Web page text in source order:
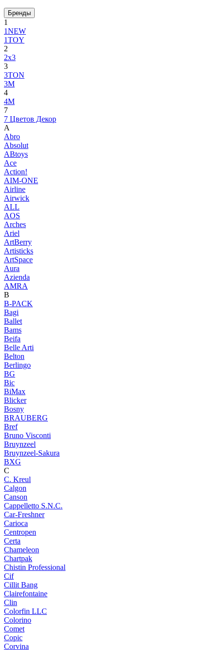
Бренды
1
1NEW
1TOY
2
2x3
3
3TON
3М
4
4M
7
7 Цветов Декор
A
Abro
Absolut
ABtoys
Ace
Action!
AIM-ONE
Airline
Airwick
ALL
AOS
Arches
Ariel
ArtBerry
Artisticks
ArtSpace
Aura
Azienda
AМRA
B
B-PACK
Bagi
Ballet
Bams
Beifa
Belle Arti
Belton
Berlingo
BG
Bic
BiMax
Blicker
Bosny
BRAUBERG
Bref
Bruno Visconti
Bruynzeel
Bruynzeel-Sakura
BXG
C
C. Kreul
Calgon
Canson
Cappelletto S.N.C.
Car-Freshner
Carioca
Centropen
Certa
Chameleon
Chartpak
Chistin Professional
Cif
Cillit Bang
Clairefontaine
Clin
Colorfin LLC
Colorino
Comet
Copic
Corvina